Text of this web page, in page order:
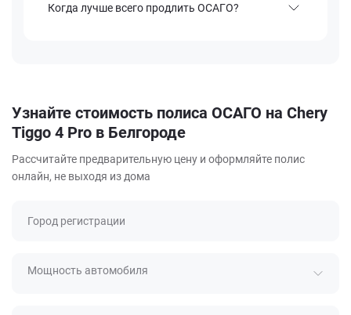
Когда лучше всего продлить ОСАГО?
Узнайте стоимость полиса ОСАГО на Chery
Tiggo 4 Pro в Белгороде
Рассчитайте предварительную цену и оформляйте полис
онлайн, не выходя из дома
Город регистрации
Мощность автомобиля